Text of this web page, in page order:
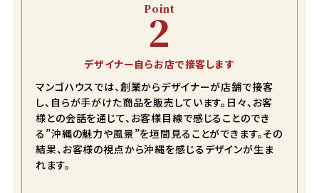
color size
ライトブルー
Point
2
デザイナー自らお店で接客します
マンゴハウスでは、創業からデザイナーが店舗で接客
し、自らが手がけた商品を販売しています。日々、お客
様との会話を通じて、お客様目線で感じることのでき
る”沖縄の魅力や風景”を垣間見ることができます。その
結果、お客様の視点から沖縄を感じるデザインが生ま
れます。